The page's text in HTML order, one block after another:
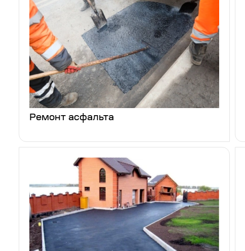
Ремонт асфальта